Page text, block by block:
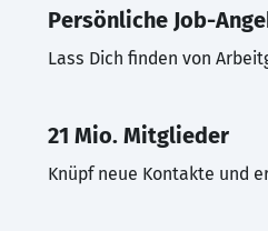
Persönliche Job-
Lass Dich finden von
21 Mio. Mitglieder
Knüpf neue Kontakte und